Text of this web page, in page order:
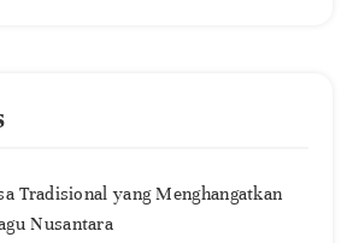
Tradisional yang Menghangatkan
Nusantara